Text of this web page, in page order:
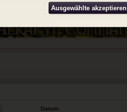
Datum:
Ausgewählte akzeptieren